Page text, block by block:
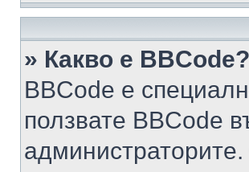
» Какво е BBCode?
BBCode е
ползвате BBCode